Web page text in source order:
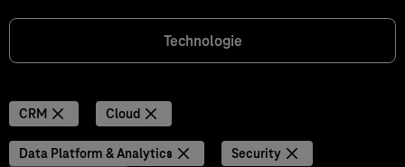
Technologie
CRM Cloud
Data Platform & Analytics
Security